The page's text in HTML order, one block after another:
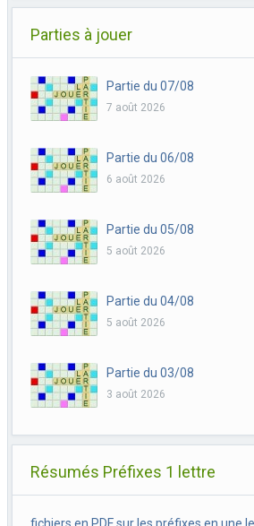
Parties à jouer
Partie du 07/08
7 août 2026
Partie du 06/08
6 août 2026
Partie du 05/08
5 août 2026
Partie du 04/08
5 août 2026
Partie du 03/08
3 août 2026
Résumés Préfixes 1 lettre